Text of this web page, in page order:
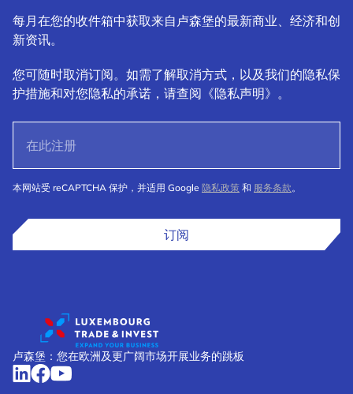
每月在您的收件箱中获取来自卢森堡的最新商业、经济和创
新资讯。
您可随时取消订阅。如需了解取消方式，以及我们的隐私保
护措施和对您隐私的承诺，请查阅《隐私声明》。
本网站受 reCAPTCHA 保护，并适用 Google 隐私政策 和 服务条款。
订阅
卢森堡：您在欧洲及更广阔市场开展业务的跳板